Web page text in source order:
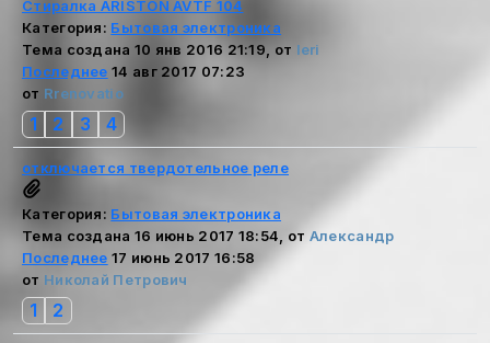
Стиралка ARISTON AVTF 104
Категория: Бытовая электроника
Тема создана 10 янв 2016 21:19, от leri
Последнее 14 авг 2017 07:23
от Rrenovatio
1 2 3 4
отключается твердотельное реле
Категория: Бытовая электроника
Тема создана 16 июнь 2017 18:54, от Александр
Последнее 17 июнь 2017 16:58
от Николай Петрович
1 2